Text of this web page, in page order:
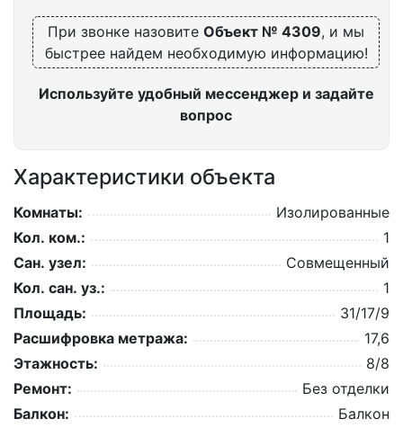
При звонке назовите Объект № 4309, и мы
быстрее найдем необходимую информацию!
Используйте удобный мессенджер и задайте
вопрос
Характеристики объекта
Комнаты:
Изолированные
Кол. ком.:
1
Сан. узел:
Совмещенный
Кол. сан. уз.:
1
Площадь:
31/17/9
Расшифровка метража:
17,6
Этажность:
8/8
Ремонт:
Без отделки
Балкон:
Балкон